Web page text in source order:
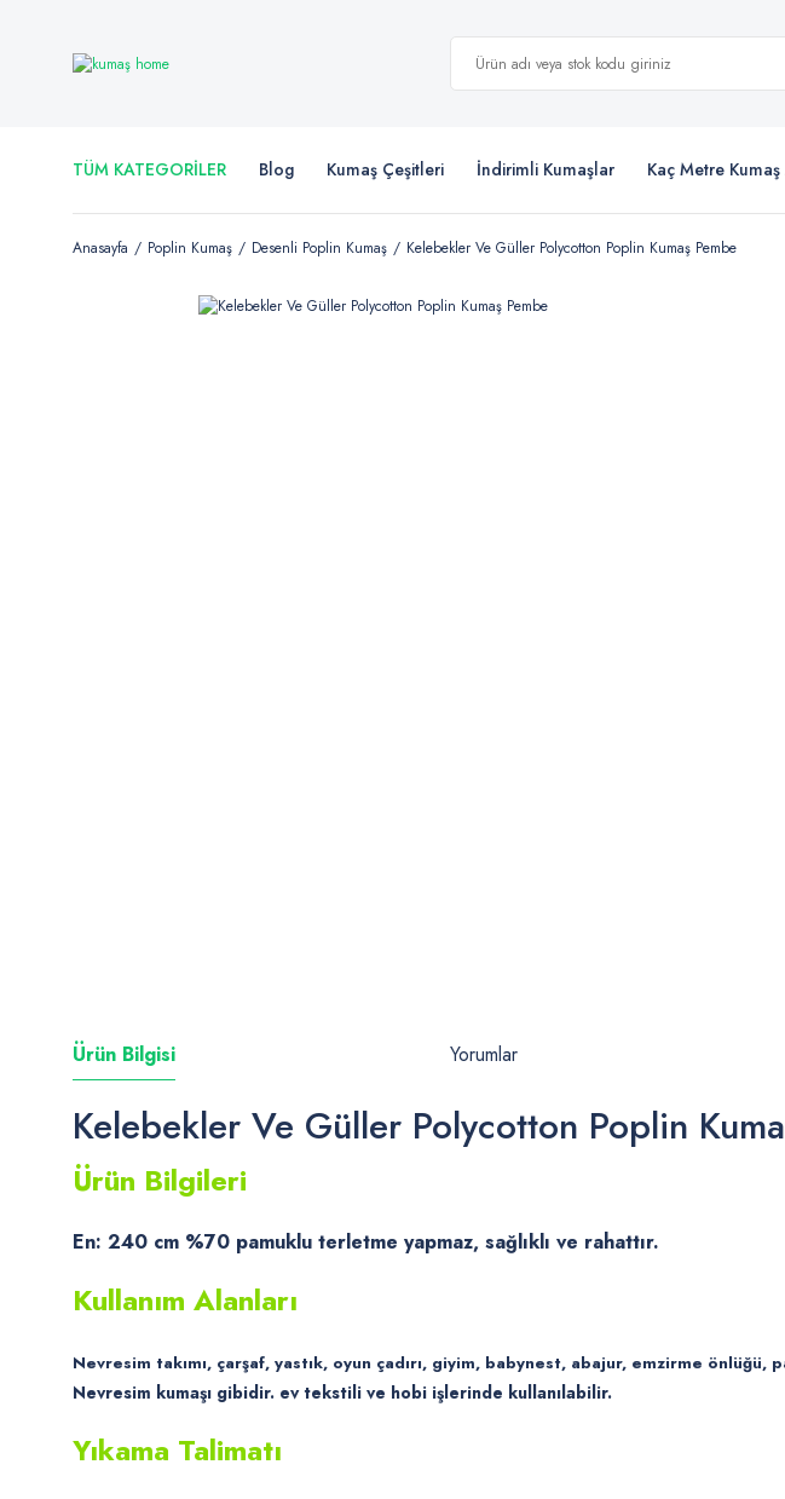
TÜM KATEGORİLER Blog Kumaş Çeşitleri İndirimli Kumaşlar Kaç Metre Kumaş
Anasayfa Poplin Kumaş Desenli Poplin Kumaş Kelebekler Ve Güller Polycotton Poplin Kumaş Pembe
Ürün Bilgisi Yorumlar
Kelebekler Ve Güller Polycotton Poplin
Ürün Bilgileri
En: 240 cm %70 pamuklu terletme yapmaz, sağlıklı ve rahattır.
Kullanım Alanları
Nevresim takımı, çarşaf, yastık, oyun çadırı, giyim, babynest, abajur, emzirme
Nevresim kumaşı gibidir. ev tekstili ve hobi işlerinde kullanılabilir.
Yıkama Talimatı